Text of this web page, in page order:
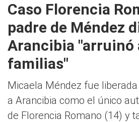
Caso Florencia
padre de Méndez
Arancibia "arruinó
familias"
Micaela Méndez fue
a Arancibia como el único
de Florencia Romano (14) y